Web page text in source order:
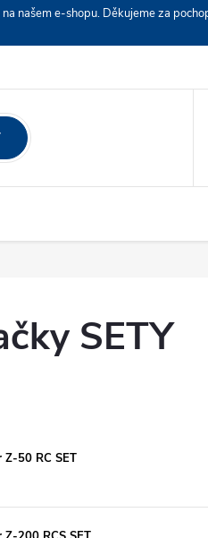
našem e-shopu. Děkujeme za
SETY
Z-50 RC SET